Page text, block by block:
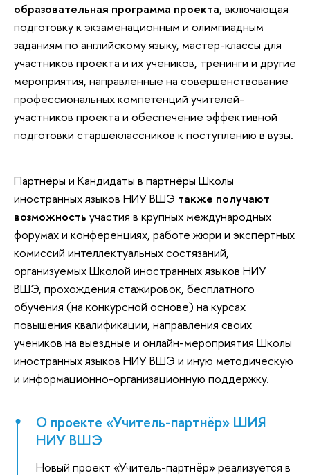
образовательная программа проекта, включающая
подготовку к экзаменационным и олимпиадным
заданиям по английскому языку, мастер-классы для
участников проекта и их учеников, тренинги и другие
мероприятия, направленные на совершенствование
профессиональных компетенций учителей-
участников проекта и обеспечение эффективной
подготовки старшеклассников к поступлению в вузы.
Партнёры и Кандидаты в партнёры Школы
иностранных языков НИУ ВШЭ также получают
возможность участия в крупных международных
форумах и конференциях, работе жюри и экспертных
комиссий интеллектуальных состязаний,
организуемых Школой иностранных языков НИУ
ВШЭ, прохождения стажировок, бесплатного
обучения (на конкурсной основе) на курсах
повышения квалификации, направления своих
учеников на выездные и онлайн-мероприятия Школы
иностранных языков НИУ ВШЭ и иную методическую
и информационно-организационную поддержку.
О проекте «Учитель-партнёр» ШИЯ
НИУ ВШЭ
Новый проект «Учитель-партнёр» реализуется в